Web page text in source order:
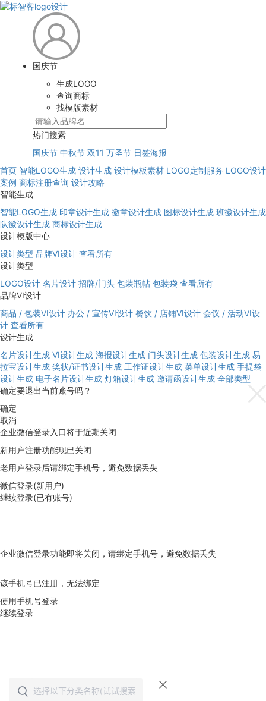
国庆节
生成LOGO
查询商标
找模版素材
热门搜索
国庆节 中秋节 双11 万圣节 日签海报
首页 智能LOGO生成 设计生成 设计模板素材 LOGO定制服务 LOGO设计
案例 商标注册查询 设计攻略
智能生成
智能LOGO生成 印章设计生成 徽章设计生成 图标设计生成 班徽设计生成
队徽设计生成 商标设计生成
设计模版中心
设计类型 品牌VI设计 查看所有
设计类型
LOGO设计 名片设计 招牌/门头 包装瓶帖 包装袋 查看所有
品牌VI设计
商品 / 包装VI设计 办公 / 宣传VI设计 餐饮 / 店铺VI设计 会议 / 活动VI设
计 查看所有
设计生成
名片设计生成 VI设计生成 海报设计生成 门头设计生成 包装设计生成 易
拉宝设计生成 奖状/证书设计生成 工作证设计生成 菜单设计生成 手提袋
设计生成 电子名片设计生成 灯箱设计生成 邀请函设计生成 全部类型
确定要退出当前账号吗？
确定
取消
企业微信登录入口将于近期关闭
新用户注册功能现已关闭
老用户登录后请绑定手机号，避免数据丢失
微信登录(新用户)
继续登录(已有账号)
企业微信登录功能即将关闭，请绑定手机号，避免数据丢失
该手机号已注册，无法绑定
使用手机号登录
继续登录